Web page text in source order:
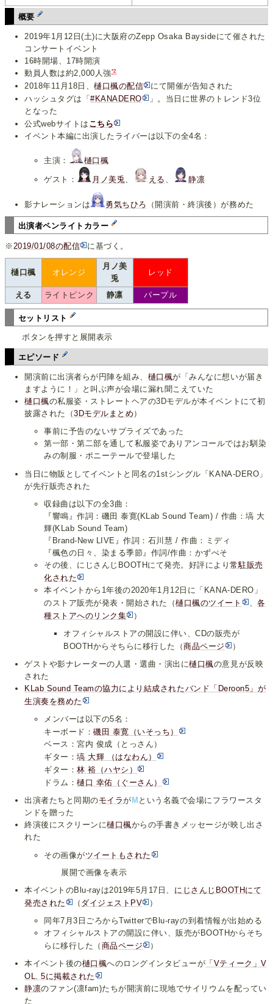
概要
2019年1月12日(土)に大阪府のZepp Osaka Baysideにて催された
コンサートイベント
16時開場、17時開演
動員人数は約2,000人強 *2
2018年11月18日、樋口楓の配信
にて開催が告知された
ハッシュタグは「#KANADERO
」。当日に世界のトレンド3位
となった
公式webサイトは こちら
イベント本編に出演したライバーは以下の全4名：
主演： 樋口楓
ゲスト： 月ノ美兎、 える 、 静凛
影ナレーションは 勇気ちひろ （開演前・終演後）が務めた
出演者ペンライトカラー
※ 2019/01/08の配信 に基づく。
樋口楓 オレンジ
月ノ美
兎
レッド
える ライトピンク 静凛 パープル
セットリスト
ボタンを押すと展開表示
エピソード
開演前に出演者らが円陣を組み、 樋口楓が「みんなに想いが届き
ますように！」と叫ぶ声が会場に漏れ聞こえていた
樋口楓の私服姿・ストレートヘアの3Dモデルが本イベントにて初
披露された（3Dモデルまとめ ）
事前に予告のないサプライズであった
第一部・第二部を通して私服姿でありアンコールではお馴染
みの制服・ポニーテールで登場した
当日に物販としてイベントと同名の1stシングル「KANA-DERO」
が先行販売された
収録曲は以下の全3曲：
『響鳴』作詞：磯田 泰寛(KLab Sound Team) / 作曲：塙 大
輝(KLab Sound Team)
『Brand-New LIVE』作詞：石川慧 / 作曲：ミディ
『楓色の日々、染まる季節』作詞/作曲：かずぺそ
その後、にじさんじBOOTHにて発売。好評により常駐販売
化された
本イベントから1年後の2020年1月12日に「KANA-DERO」
のストア販売が発表・開始された（樋口楓のツイート 、各
種ストアへのリンク集
）
オフィシャルストアの開設に伴い、CDの販売が
BOOTHからそちらに移行した（商品ページ
）
ゲストや影ナレーターの人選・選曲・演出に樋口楓の意見が反映
された
KLab Sound Teamの協力により結成されたバンド「Deroon5」が
生演奏を務めた
メンバーは以下の5名：
キーボード：磯田 泰寛（いそっち）
ベース：宮内 俊成（とっさん）
ギター：塙 大輝 （はなわん）
ギター：林 裕（ハヤシ）
ドラム：樋口 幸佑（ぐーさん）
出演者たちと同期のモイラが M という名義で会場にフラワースタ
ンドを贈った
終演後にスクリーンに樋口楓からの手書きメッセージが映し出さ
れた
その画像がツイートもされた
展開で画像を表示
本イベントのBlu-rayは2019年5月17日、 にじさんじBOOTHにて
発売された
（ ダイジェストPV
）
同年7月3日ごろからTwitterでBlu-rayの到着情報が出始める
オフィシャルストアの開設に伴い、販売がBOOTHからそち
らに移行した（ 商品ページ
）
本イベント後の樋口楓へのロングインタビューが 「Vティーク」V
OL. 5に掲載された
静凛のファン(凛fam)たちが開演前に現地でサイリウムを配ってい
た